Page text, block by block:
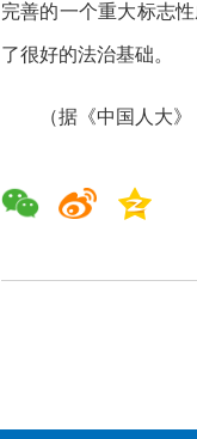
完善的一个重大标志
了很好的法治基础。
（据《中国人大